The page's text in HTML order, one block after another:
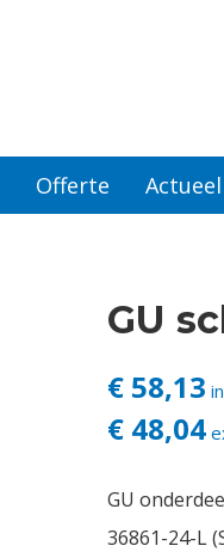
Offerte Actueel
GU
€ 58,13
€ 48,04
GU
36861-24-L